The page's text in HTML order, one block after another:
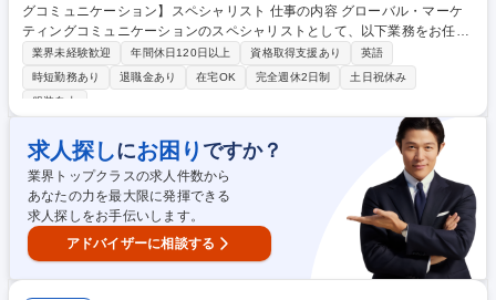
グコミュニケーション】スペシャリスト 仕事の内容 グローバル・マーケ
ティングコミュニケーションのスペシャリストとして、以下業務をお任せ
いたします。 【詳細】■年間/半期計画策定(ブランド、製品、PR、デジタ
ル、イベント の統合)■進行管理(他部署所属のデザイナー、広報と連携→
制作/PR/デジタル/メディアの進行、成果レビュー)■意思決定ファシリテー
外法人、海外販売代理店、展示施工会社、メディア)■品質管理(メッセージ
一貫性、法務/表示確認、ブランドガイド遵守等)■効果測定と改善(マーケ
ティング活動における主要KPIの設定・計測・レポート)■予算管理 など 募
集職種 MG04昭島市【グローバル・マーケティングコミュニケーション】
スペシャリスト
業界未経験歓迎 年間休日120日以上 資格取得支援あり
英語
時短勤務あり
退職金あり 在宅OK 完全週休2日制
土日祝休み
服装自由
求人探しにお困り ですか？
業界トップクラスの求人件数から
あなたの力を最大限に発揮できる
求人探しをお手伝いします。
アドバイザーに相談する